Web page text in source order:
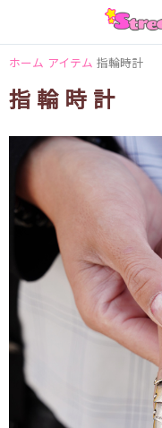
ホーム アイテム 指輪時計
指輪時計